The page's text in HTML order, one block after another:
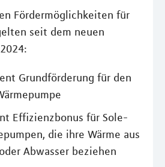
Fördermöglichkeiten für
seit dem neuen
Grundförderung für den
Effizienzbonus für Sole-
die ihre Wärme aus
Abwasser beziehen